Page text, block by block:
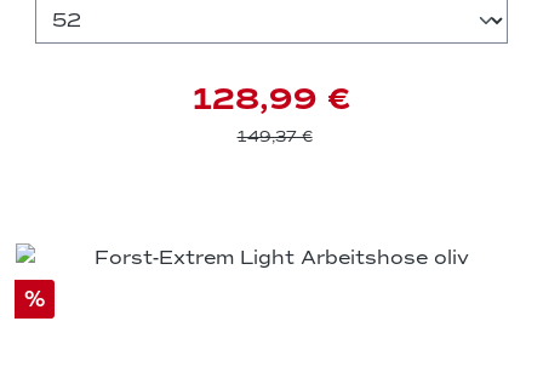
128,99 €
149,37 €
%